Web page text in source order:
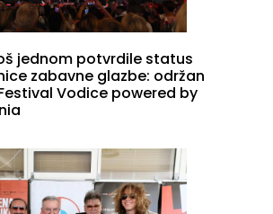
jednom potvrdile status
zabavne glazbe: održan
Vodice powered by